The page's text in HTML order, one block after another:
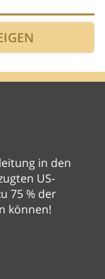
in den
US-
75 % der
können!